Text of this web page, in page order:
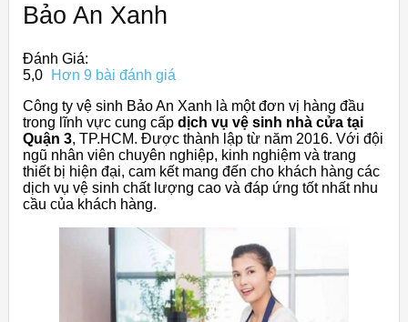
Bảo An Xanh
Đánh Giá:
5,0
Hơn 9 bài đánh giá
Công ty vệ sinh Bảo An Xanh là một đơn vị hàng đầu
trong lĩnh vực cung cấp dịch vụ vệ sinh nhà cửa tại
Quận 3, TP.HCM. Được thành lập từ năm 2016. Với đội
ngũ nhân viên chuyên nghiệp, kinh nghiệm và trang
thiết bị hiện đại, cam kết mang đến cho khách hàng các
dịch vụ vệ sinh chất lượng cao và đáp ứng tốt nhất nhu
cầu của khách hàng.